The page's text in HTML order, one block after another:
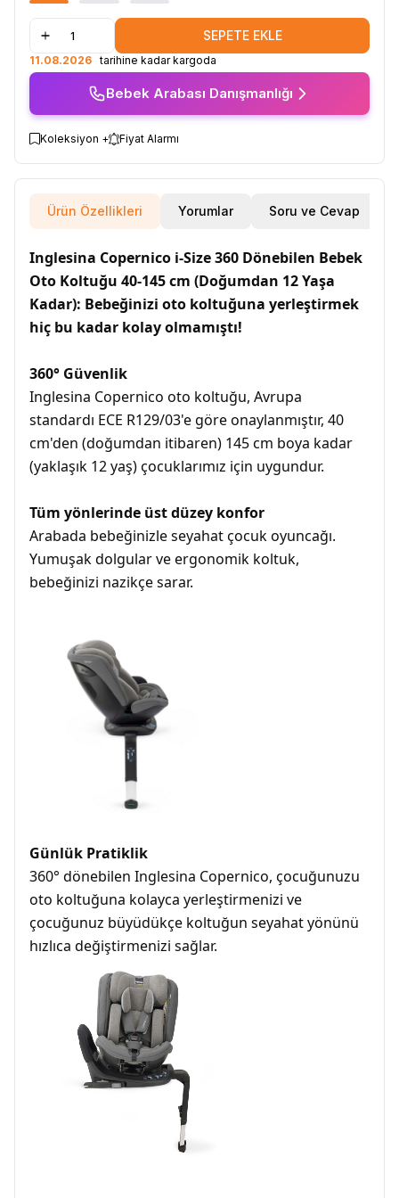
SEPETE EKLE
11.08.2026 tarihine kadar kargoda
Bebek Arabası Danışmanlığı
Koleksiyon + Fiyat Alarmı
Ürün Özellikleri Yorumlar Soru ve Cevap
Inglesina Copernico i-Size 360 Dönebilen Bebek
Oto Koltuğu 40-145 cm (Doğumdan 12 Yaşa
Kadar): Bebeğinizi oto koltuğuna yerleştirmek
hiç bu kadar kolay olmamıştı!
360° Güvenlik
Inglesina Copernico oto koltuğu, Avrupa
standardı ECE R129/03'e göre onaylanmıştır, 40
cm'den (doğumdan itibaren) 145 cm boya kadar
(yaklaşık 12 yaş) çocuklarımız için uygundur.
Tüm yönlerinde üst düzey konfor
Arabada bebeğinizle seyahat çocuk oyuncağı.
Yumuşak dolgular ve ergonomik koltuk,
bebeğinizi nazikçe sarar.
Günlük Pratiklik
360° dönebilen Inglesina Copernico, çocuğunuzu
oto koltuğuna kolayca yerleştirmenizi ve
çocuğunuz büyüdükçe koltuğun seyahat yönünü
hızlıca değiştirmenizi sağlar.